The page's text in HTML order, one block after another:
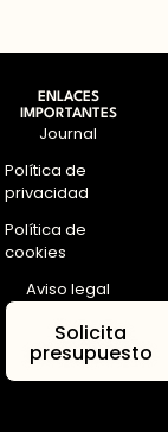
ENLACES
IMPORTANTES
Journal
Política de
privacidad
Política de
cookies
Aviso legal
Solicita
presupuesto